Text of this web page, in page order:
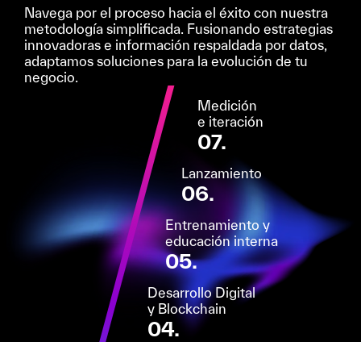
Navega por el proceso hacia el éxito con nuestra
metodología simplificada. Fusionando estrategias
innovadoras e información respaldada por datos,
adaptamos soluciones para la evolución de tu
negocio.
Medición
e iteración
07.
Lanzamiento
06.
Entrenamiento y
educación interna
05.
Desarrollo Digital
y Blockchain
04.